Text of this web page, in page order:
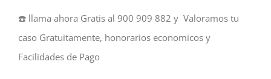
☎️ llama ahora Gratis al 900 909 882 y Valoramos tu
caso Gratuitamente, honorarios economicos y
Facilidades de Pago